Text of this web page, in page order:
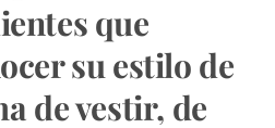
que
su estilo de
de vestir, de